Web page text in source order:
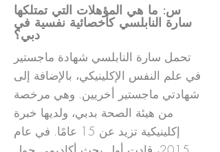
س: ما هي المؤهلات التي تمتلكها
سارة النابلسي كأخصائية نفسية في
دبي؟
تحمل سارة النابلسي شهادة ماجستير
في علم النفس الإكلينيكي، بالإضافة إلى
شهادتي ماجستير أخريين. وهي مرخصة
من هيئة الصحة بدبي، ولديها خبرة
إكلينيكية تزيد عن 15 عامًا. في عام